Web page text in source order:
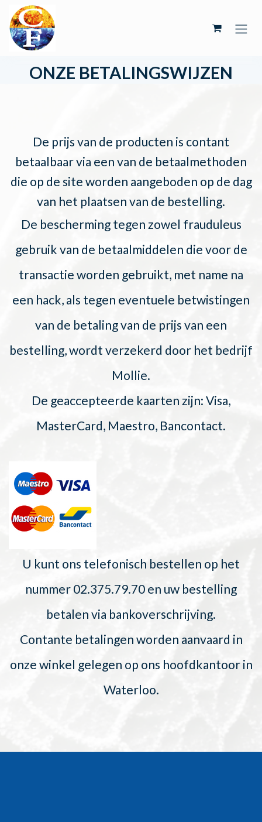
Overslaan naar inhoud
ONZE BETALINGSWIJZEN
De prijs van de producten is contant
betaalbaar via een van de betaalmethoden
die op de site worden aangeboden op de dag
van het plaatsen van de bestelling.
De bescherming tegen zowel frauduleus
gebruik van de betaalmiddelen die voor de
transactie worden gebruikt, met name na
een hack, als tegen eventuele betwistingen
van de betaling van de prijs van een
bestelling, wordt verzekerd door het bedrijf
Mollie.
De geaccepteerde kaarten zijn: Visa,
MasterCard, Maestro, Bancontact.
U kunt ons telefonisch bestellen op het
nummer 02.375.79.70 en uw bestelling
betalen via bankoverschrijving.
Contante betalingen worden aanvaard in
onze winkel gelegen op ons hoofdkantoor in
Waterloo.